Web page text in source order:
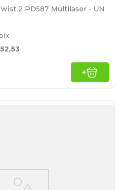
2 PD587 Multilaser - UN
52,53
+